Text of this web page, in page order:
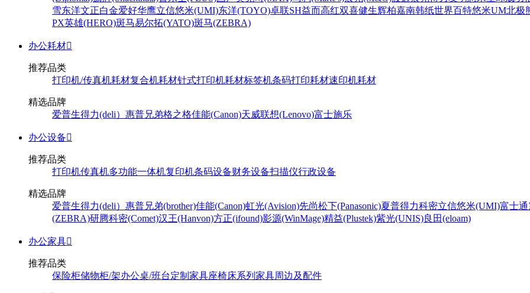
雪东洋文正白金爱好华鹰立信悠米(UMI)东洋(TOYO)卓联SH益而高红双喜健生辉柏嘉南韩纸世界百特悠米UM北极
PX英雄(HERO)斑马易尔拓(YATO)斑马(ZEBRA)
办公耗材
推荐品类
打印机/传真机耗材复合机耗材针式打印机耗材标签机条码打印耗材速印机耗材
精选品牌
爱普生得力(deli） 惠普兄弟格之格佳能(Canon)天威联想(Lenovo)富士施乐
办公设备
推荐品类
打印机传真机多功能一体机复印机条码设备财务设备扫描仪行政设备
精选品牌
爱普生得力(deli） 惠普兄弟(brother)佳能(Canon)虹光(Avision)先尚松下(Panasonic)夏普得力科密立信悠米(UMI)富士通
(ZEBRA)研腾科密(Comet)汉王(Hanvon)方正(ifound)影源(WinMage)精益(Plustek)紫光(UNIS)良田(eloam)
办公家具
推荐品类
保险柜储物柜/架办公桌/班台定制家具座椅床系列 家具周边及配件